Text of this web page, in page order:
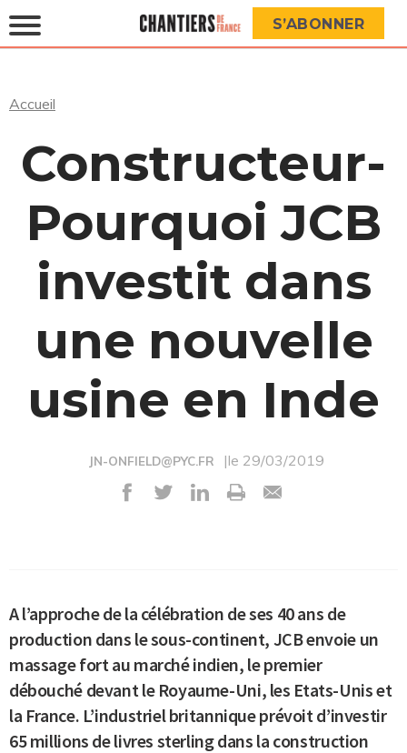
S’ABONNER
Accueil
Constructeur-
Pourquoi JCB
investit dans
une nouvelle
usine en Inde
JN-ONFIELD@PYC.FR |le 29/03/2019
A l’approche de la célébration de ses 40 ans de
production dans le sous-continent, JCB envoie un
massage fort au marché indien, le premier
débouché devant le Royaume-Uni, les Etats-Unis et
la France. L’industriel britannique prévoit d’investir
65 millions de livres sterling dans la construction